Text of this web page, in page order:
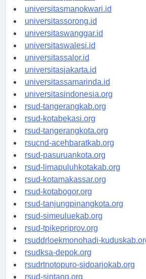
universitaspapua.id
universitasmanokwari.id
universitassorong.id
universitaswanggar.id
universitaswalesi.id
universitassalor.id
universitasjakarta.id
universitassamarinda.id
universitasindonesia.org
rsud-tangerangkab.org
rsud-kotabekasi.org
rsud-tangerangkota.org
rsucnd-acehbaratkab.org
rsud-pasuruankota.org
rsud-limapuluhkotakab.org
rsud-kotamakassar.org
rsud-kotabogor.org
rsud-tanjungpinangkota.org
rsud-simeuluekab.org
rsud-tpikepriprov.org
rsuddrloekmonohadi-kuduskab.org
rsudksa-depok.org
rsudrtnotopuro-sidoarjokab.org